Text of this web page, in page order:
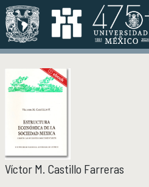
Pasar al contenido principal
INSTITUTO
INSTITUTO
Objetivos y funciones
Ejes estratégicos
Directorio y planta académica
Documentos institucionales
Órganos colegiados
Normatividad y gestiones
Víctor M. Castillo Farreras